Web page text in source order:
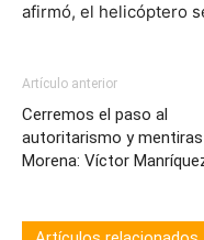
afirmó, el helicóptero
Artículo anterior
Cerremos el paso al
autoritarismo y mentiras
Morena: Víctor